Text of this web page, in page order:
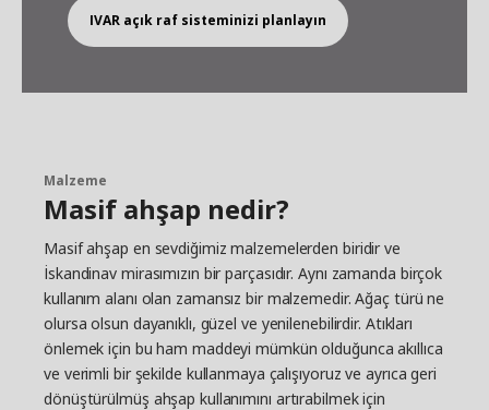
IVAR açık raf sisteminizi planlayın
Malzeme
Masif ahşap nedir?
Masif ahşap en sevdiğimiz malzemelerden biridir ve
İskandinav mirasımızın bir parçasıdır. Aynı zamanda birçok
kullanım alanı olan zamansız bir malzemedir. Ağaç türü ne
olursa olsun dayanıklı, güzel ve yenilenebilirdir. Atıkları
önlemek için bu ham maddeyi mümkün olduğunca akıllıca
ve verimli bir şekilde kullanmaya çalışıyoruz ve ayrıca geri
dönüştürülmüş ahşap kullanımını artırabilmek için